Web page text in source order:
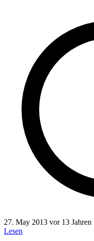
27. May 2013 vor 13 Jahren
Lesen